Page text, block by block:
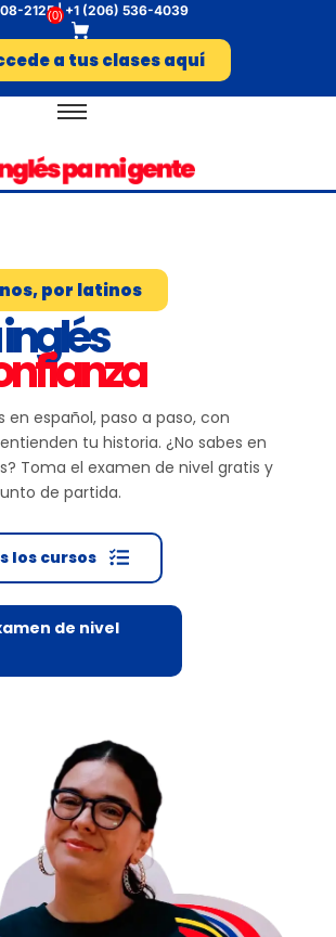
2125 | +1 (206) 536-4039
(0)
a tus clases aquí
por latinos
en español, paso a paso, con
tu historia. ¿No sabes en
Toma el examen de nivel gratis y
de partida.
los cursos
de nivel